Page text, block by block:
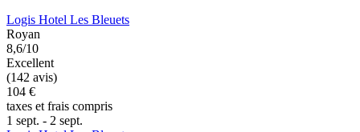
Logis Hotel Les Bleuets
Royan
8,6/10
Excellent
(142 avis)
104 €
taxes et frais compris
1 sept. - 2 sept.